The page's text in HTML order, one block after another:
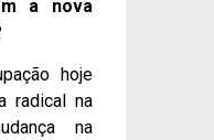
a nova
hoje
radical na
na